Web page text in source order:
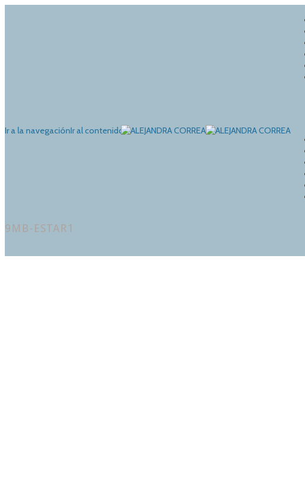
Ir a la navegaciónIr al contenido
9MB-ESTAR1